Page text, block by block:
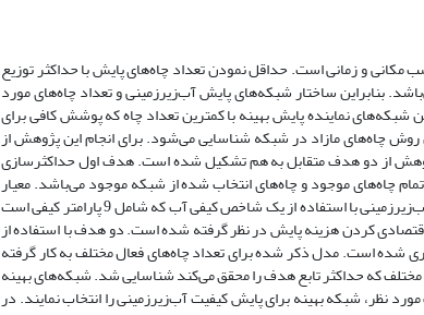
مکانی و زمانی است. حداقل نمودن تعداد چاه‌های پایش با حداکثر توزیع
بنابراین ساختار شبکه‌های پایش آب‌زیرزمینی و تعداد چاه‌های مورد
نماینده پایش بهینه با کمترین تعداد چاه که پوشش کافی برای
روش چاه‌های مازاد در شبکه شناسایی می‌شود. برای انجام این پژوهش از
از دو هدف متقابل به هم تشکیل شده است. هدف اول حداکثرسازی
چاه‌های موجود و چاه‌های انتخاب شده از شبکه موجود می‌باشد. معیار
ارزیابی این تطابق شاخص اماری نش-ساتکلیف می‌باشد. در این پژوهش کیفیت آب‌زیرزمینی با استفاده از یک شاخص کیفی آب که شامل 9 پارامتر کیفی است
کردن هزینه پایش در نظر گرفته شده است. دو هدف با استفاده از
است. مدل ذکر شده برای تعداد چاه‌های فعال مختلف به کار گرفته
که حداکثر تابع هدف را محقق می‌کند شناسایی شد. شبکه‌های بهینه
نظر، شبکه بهینه برای پایش کیفیت آب‌زیرزمینی را انتخاب نمایند. در